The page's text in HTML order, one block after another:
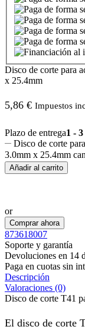
Disco de corte para
x 25.4mm
5,86 € Impuestos
Plazo de entrega1 -
Disco de corte
3.0mm x 25.4mm
Añadir al carrito
or
Comprar ahora
873618007
Soporte y garantía
Devoluciones en 14
Paga en cuotas sin
Descripción
Valoraciones (0)
Disco de corte T41
El disco de corte